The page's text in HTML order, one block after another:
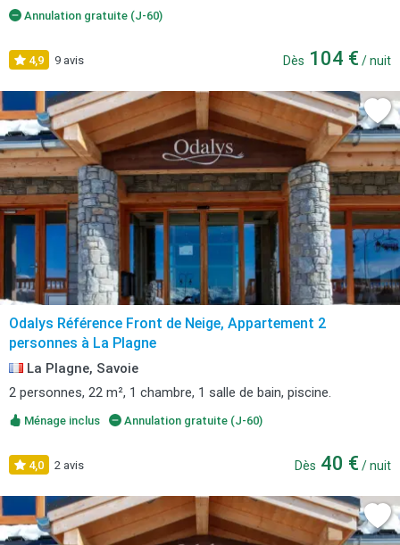
Annulation gratuite (J-60)
4,9 9 avis Dès 104 € / nuit
Odalys Référence Front de Neige, Appartement 2
personnes à La Plagne
La Plagne, Savoie
2 personnes, 22 m², 1 chambre, 1 salle de bain, piscine.
Ménage inclus Annulation gratuite (J-60)
4,0 2 avis Dès 40 € / nuit